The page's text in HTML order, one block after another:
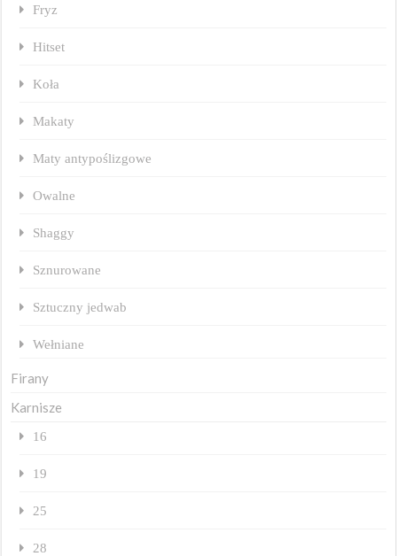
Fryz
Hitset
Koła
Makaty
Maty antypoślizgowe
Owalne
Shaggy
Sznurowane
Sztuczny jedwab
Wełniane
Firany
Karnisze
16
19
25
28